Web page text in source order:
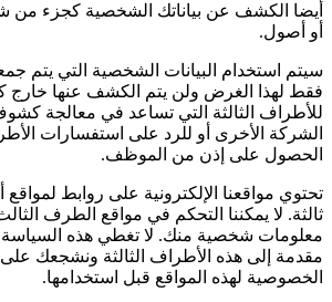
أيضا الكشف عن بياناتك الشخصية كجزء من
أو أصول.
سيتم استخدام البيانات الشخصية التي يتم
فقط لهذا الغرض ولن يتم الكشف عنها خارج
للأطراف الثالثة التي تساعد في معالجة
الشركة الأخرى أو للرد على استفسارات
الحصول على إذن من الموظف.
تحتوي مواقعنا الإلكترونية على روابط
ثالثة. لا يمكننا التحكم في مواقع الطرف
معلومات شخصية منك. لا تغطي هذه
مقدمة إلى هذه الأطراف الثالثة ونشجعك
الخصوصية لهذه المواقع قبل استخدامها.